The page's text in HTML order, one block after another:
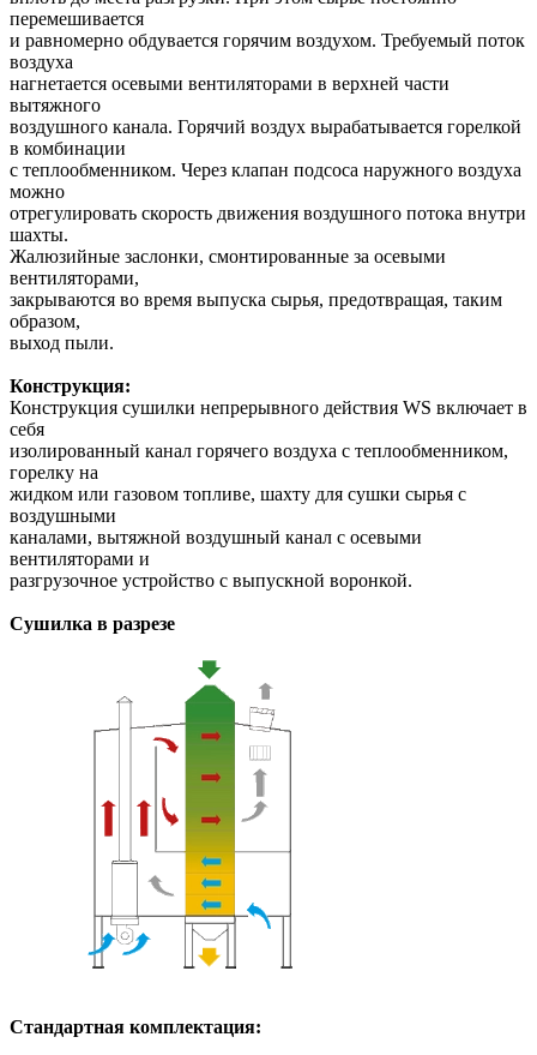
перемешивается
и равномерно обдувается горячим воздухом. Требуемый поток
воздуха
нагнетается осевыми вентиляторами в верхней части
вытяжного
воздушного канала. Горячий воздух вырабатывается горелкой
в комбинации
с теплообменником. Через клапан подсоса наружного воздуха
можно
отрегулировать скорость движения воздушного потока внутри
шахты.
Жалюзийные заслонки, смонтированные за осевыми
вентиляторами,
закрываются во время выпуска сырья, предотвращая, таким
образом,
выход пыли.
Конструкция:
Конструкция сушилки непрерывного действия WS включает в
себя
изолированный канал горячего воздуха с теплообменником,
горелку на
жидком или газовом топливе, шахту для сушки сырья с
воздушными
каналами, вытяжной воздушный канал с осевыми
вентиляторами и
разгрузочное устройство с выпускной воронкой.
Сушилка в разрезе
Стандартная комплектация: